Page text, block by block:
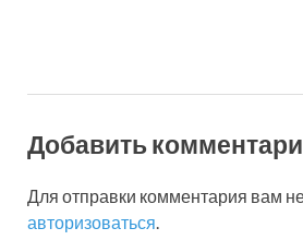
Добавить
Для отправки комментария вам
авторизоваться.